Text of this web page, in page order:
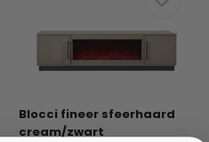
Blocci fineer sfeerhaard
cream/zwart